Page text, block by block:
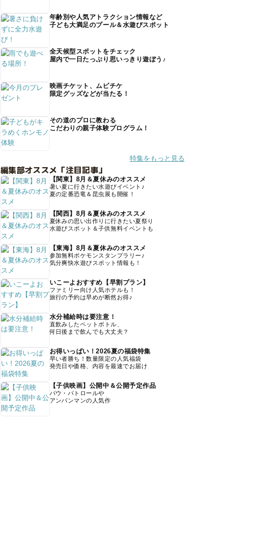
年齢別や人気アトラクション情報など
子ども大満足のプール＆水遊びスポット
全天候型スポットをチェック
屋内で一日たっぷり思いっきり遊ぼう♪
映画チケット、ムビチケ
限定グッズなどが当たる！
その道のプロに教わる
こだわりの親子体験プログラム！
特集をもっと見る
編集部オススメ「注目記事」
【関東】8月＆夏休みのオススメ
暑い夏に行きたい水遊びイベント♪
夏の定番恐竜＆昆虫展も開催！
【関西】8月＆夏休みのオススメ
夏休みの思い出作りに行きたい夏祭り
水遊びスポット＆子供無料イベントも
【東海】8月＆夏休みのオススメ
参加無料ポケモンスタンプラリー♪
気分爽快水遊びスポット情報も！
いこーよおすすめ【早割プラン】
ファミリー向け人気ホテルも！
旅行の予約は早めが断然お得♪
水分補給時は要注意！
直飲みしたペットボトル、
何日後まで飲んでも大丈夫？
お得いっぱい！2026夏の福袋特集
早い者勝ち！数量限定の人気福袋
発売日や価格、内容を最速でお届け
【子供映画】公開中＆公開予定作品
パウ・パトロールや
アンパンマンの人気作